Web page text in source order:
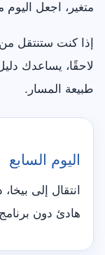
متغير، اجعل
إذا كنت ستنتقل
لاحقًا، يساعدك
طبيعة المسار.
اليوم السابع
انتقال إلى
هادئ دون